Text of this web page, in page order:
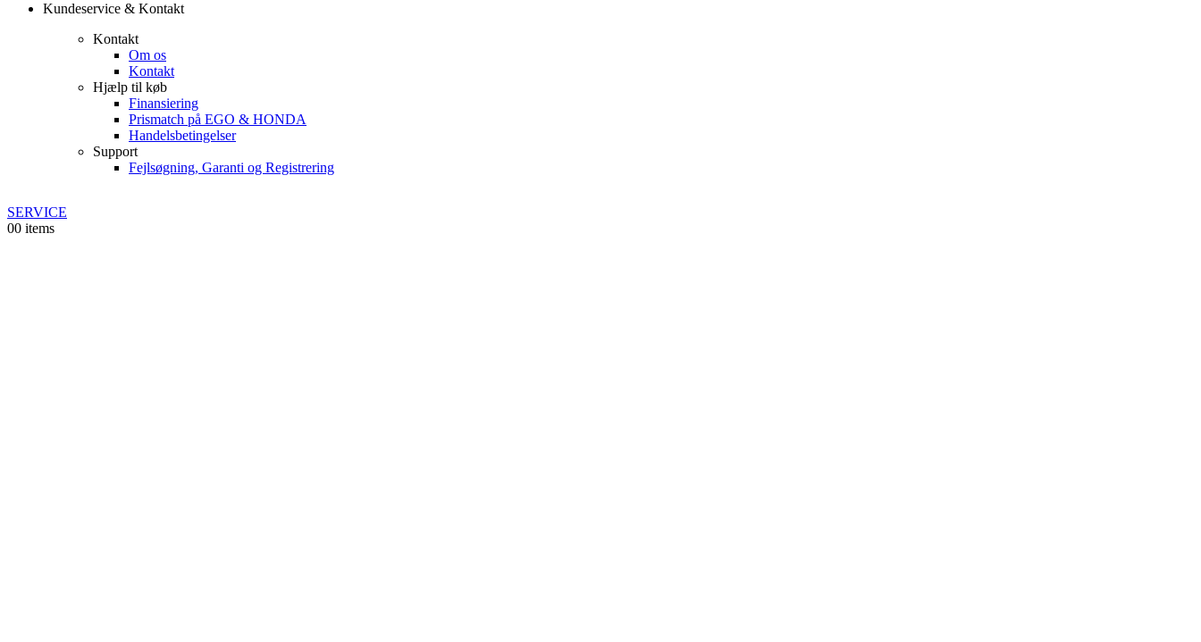
Kundeservice & Kontakt
Kontakt
Om os
Kontakt
Hjælp til køb
Finansiering
Prismatch på EGO & HONDA
Handelsbetingelser
Support
Fejlsøgning, Garanti og Registrering
SERVICE
00 items